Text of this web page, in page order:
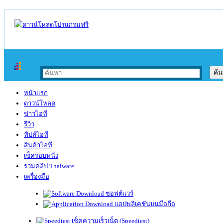
หน้าแรก
ดาวน์โหลด
ข่าวไอที
รีวิว
ทิปส์ไอที
สินค้าไอที
เช็ครอบหนัง
รวมคลิป Thaiware
เครื่องมือ
ซอฟต์แวร์
แอปพลิเคชันบนมือถือ
เช็คความเร็วเน็ต (Speedtest)